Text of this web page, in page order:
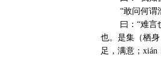
也。是集（栖
足，满意；xián